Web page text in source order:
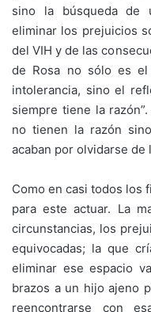
sino la búsqueda de
eliminar los prejuicios
del VIH y de las
de Rosa no sólo es
intolerancia, sino el
siempre tiene la
no tienen la razón
acaban por olvidarse de
Como en casi todos los
para este actuar. La
circunstancias, los
equivocadas; la que
eliminar ese espacio
brazos a un hijo ajeno
reencontrarse con